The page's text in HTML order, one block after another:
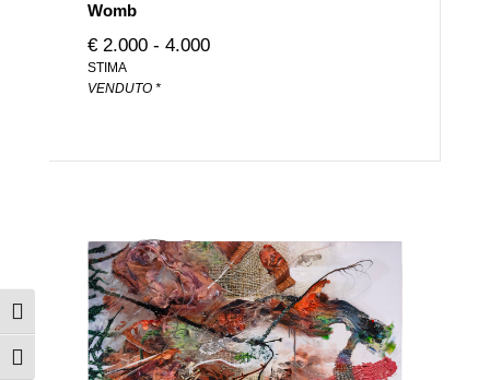
Attiva/disattiva alto contrasto
Attiva/disattiva dimensione testo
Womb
€ 2.000 - 4.000
STIMA
VENDUTO *